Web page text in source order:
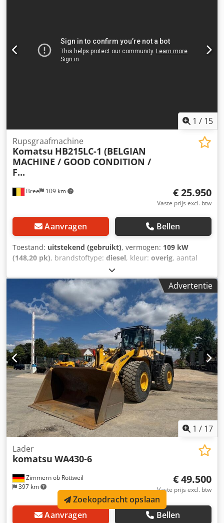
1 / 15
Bree 109 km
Rupsgraafmachine
Komatsu HB215LC-1 (BELGIAN
MACHINE / GOOD CONDITION /
F...
€ 25.950
Vaste prijs excl. btw
Aanvragen Bellen
Toestand: uitstekend (gebruikt), vermogen: 109 kW
(148,20 pk), brandstoftype: diesel, kleur: overig, aantal
, eerste registratie:
bedrijfsturen:12.915 h, Uitrusting:airconditioning, =
Aanvullende opties en accessoires = - Dagcabine - Radio =
Bijzonderheden = Conditie CE type: CE = Meer informatie =
Algemene informatie Cabine: dag Technische informatie
Aantal cilinders: 4 Motorinhoud: 4.460 cc
Rupsbandbreedte: 2.380 cm Motor type: KOMATSU
SAA4D107E-1A Ledig gewicht: 21.200 kg Afmetingen
(LxBxH): 9430 x 2980 x 3040 cm Functioneel Aantal
ventielen: 2 Snelwisselsysteem: Ja Dsdpfozph Sdsx
Agmewa CE markering: ja Staat Technische staat: zeer
goed Optische staat: zeer goed
Advertentie
1 / 17
Zimmern ob Rottweil
397 km
Lader
komatsu WA430-6
€ 49.500
Vaste prijs excl. btw
Aanvragen Bellen
Zoekopdracht opslaan